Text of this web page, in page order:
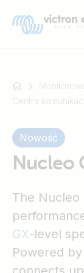
przykład
SmartSolar
Multiplus-
Orion
SmartShunt
Centra
Nowość
Nucleo
The Nucleo
GX-level
Powered